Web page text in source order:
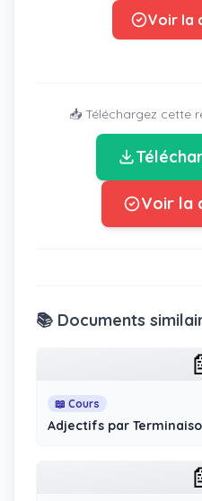
Voir la
📥 Téléchargez cette
Voir la
📚 Documents
📖 Cours
Adjectifs par